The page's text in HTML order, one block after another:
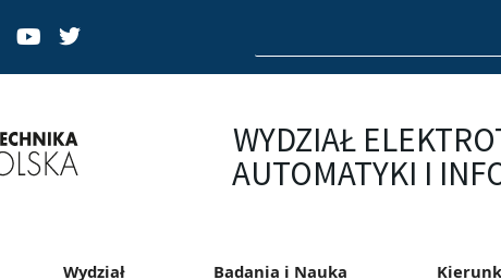
YoutubeTwitter
for:
WYDZIAŁ
AUTOMATYKI I
Wydział Badania i Nauka